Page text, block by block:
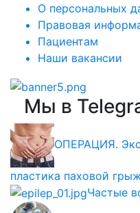
О персональных
Правовая
Пациентам
Наши вакансии
Мы в
ОПЕРАЦИЯ.
пластика паховой
Частые